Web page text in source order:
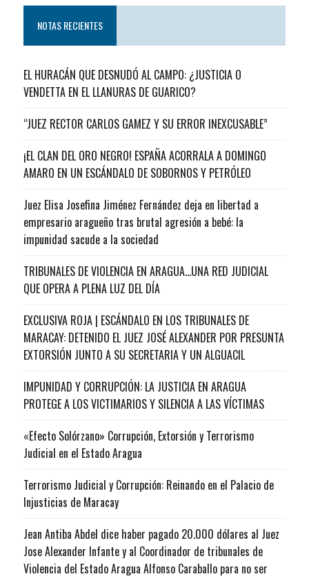
NOTAS RECIENTES
EL HURACÁN QUE DESNUDÓ AL CAMPO: ¿JUSTICIA O
VENDETTA EN EL LLANURAS DE GUARICO?
“JUEZ RECTOR CARLOS GAMEZ Y SU ERROR INEXCUSABLE”
¡EL CLAN DEL ORO NEGRO! ESPAÑA ACORRALA A DOMINGO
AMARO EN UN ESCÁNDALO DE SOBORNOS Y PETRÓLEO
Juez Elisa Josefina Jiménez Fernández deja en libertad a
empresario aragueño tras brutal agresión a bebé: la
impunidad sacude a la sociedad
TRIBUNALES DE VIOLENCIA EN ARAGUA…UNA RED JUDICIAL
QUE OPERA A PLENA LUZ DEL DÍA
EXCLUSIVA ROJA | ESCÁNDALO EN LOS TRIBUNALES DE
MARACAY: DETENIDO EL JUEZ JOSÉ ALEXANDER POR PRESUNTA
EXTORSIÓN JUNTO A SU SECRETARIA Y UN ALGUACIL
IMPUNIDAD Y CORRUPCIÓN: LA JUSTICIA EN ARAGUA
PROTEGE A LOS VICTIMARIOS Y SILENCIA A LAS VÍCTIMAS
«Efecto Solórzano» Corrupción, Extorsión y Terrorismo
Judicial en el Estado Aragua
Terrorismo Judicial y Corrupción: Reinando en el Palacio de
Injusticias de Maracay
Jean Antiba Abdel dice haber pagado 20.000 dólares al Juez
Jose Alexander Infante y al Coordinador de tribunales de
Violencia del Estado Aragua Alfonso Caraballo para no ser